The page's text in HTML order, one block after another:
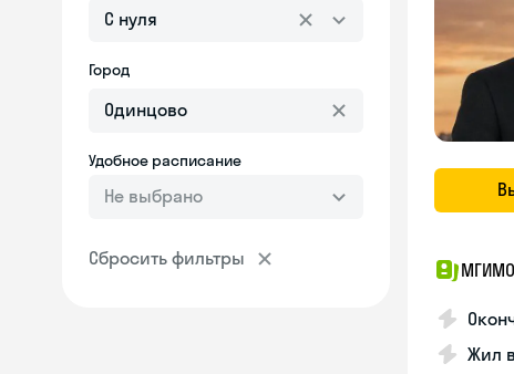
С нуля
Город
Удобное расписание
Не выбрано
Сбросить фильтры
МГИМО
Жил